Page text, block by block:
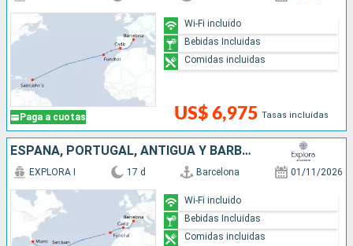
Paga a cuotas US$ 6,975 Tasas incluidas
Wi-Fi incluido
Bebidas Incluidas
Comidas incluidas
ESPAÑA, PORTUGAL, ANTIGUA Y BARBUDA, , PUERTO RICO, ESTADOS UNIDOS
EXPLORA I 17 d Barcelona 01/11/2026
Wi-Fi incluido
Bebidas Incluidas
Comidas incluidas